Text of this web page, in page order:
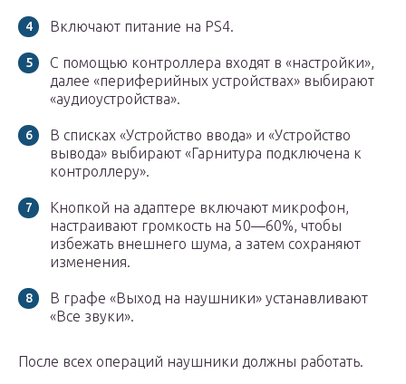
Включают питание на PS4.
С помощью контроллера входят в «настройки»,
далее «периферийных устройствах» выбирают
«аудиоустройства».
В списках «Устройство ввода» и «Устройство
вывода» выбирают «Гарнитура подключена к
контроллеру».
Кнопкой на адаптере включают микрофон,
настраивают громкость на 50—60%, чтобы
избежать внешнего шума, а затем сохраняют
изменения.
В графе «Выход на наушники» устанавливают
«Все звуки».
После всех операций наушники должны работать.